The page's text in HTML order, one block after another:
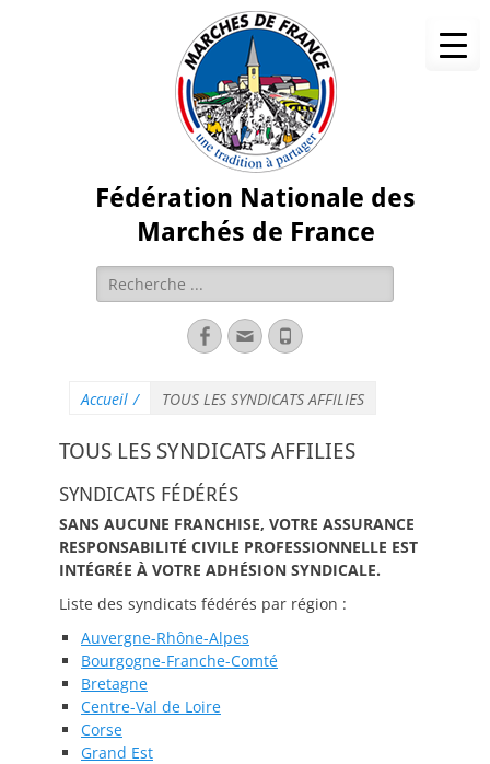
Fédération Nationale des
Marchés de France
Accueil / TOUS LES SYNDICATS AFFILIES
TOUS LES SYNDICATS AFFILIES
SYNDICATS FÉDÉRÉS
SANS AUCUNE FRANCHISE, VOTRE ASSURANCE
RESPONSABILITÉ CIVILE PROFESSIONNELLE EST
INTÉGRÉE À VOTRE ADHÉSION SYNDICALE.
Liste des syndicats fédérés par région :
Auvergne-Rhône-Alpes
Bourgogne-Franche-Comté
Bretagne
Centre-Val de Loire
Corse
Grand Est